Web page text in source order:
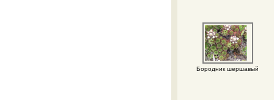
Бородник шершавый